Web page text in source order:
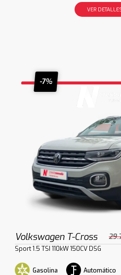
VER
-7%
Volkswagen T-Cross
Sport 1.5 TSI 110kW 150CV DSG
Gasolina Automático